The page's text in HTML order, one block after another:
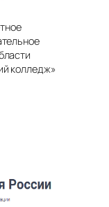
колледж»